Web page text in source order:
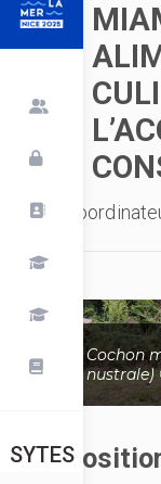
SYTES
Cochon
nustrale)